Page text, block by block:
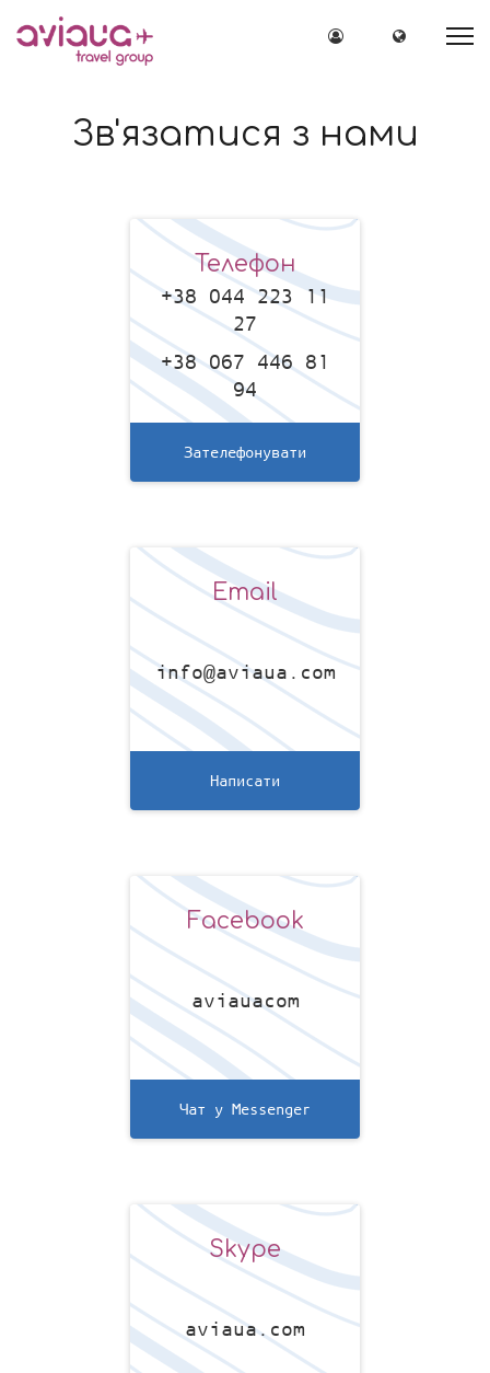
Вхід на сайт
Мова
Зв'язатися з нами
Телефон
+38 044 223 11
27
+38 067 446 81
94
Зателефонувати
Email
info@aviaua.com
Написати
Facebook
aviauacom
Чат у Messenger
Skype
aviaua.com